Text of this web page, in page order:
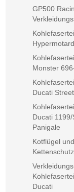
GP500
Hypermotard
Monster
Ducati
Ducati 1199/
Panigale
Kotflügel und
Kettenschutz
Ducati